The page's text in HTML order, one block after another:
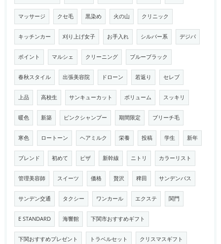
マッサージ クセ毛 黒染め 火の山 クリニック
キッチンカー 刈り上げ女子 お手入れ シルバー系 デジパ
ポイント マルシェ クリーニング ブルーブラック
春秋スタイル 出張美容院 ドローン 若返り セレブ
上品 高校生 サンキューカット ボリューム スッキリ
暖色 新築 ピンクシャンプー 期間限定 ブリーチ毛
寒色 ロートーン ヘアミルク 栄養 投稿 学生 新年
ブレンド 初めて ピザ 新幹線 ニトリ カラーリスト
管理美容師 スイーツ 価格 贅沢 稗田 サンデンバス
サンデン交通 タクシー ワンカール エクステ 関門
E STANDARD 海響館 下関市おすすめギフト
下関おすすめプレゼント トラベルセット クリスマスギフト